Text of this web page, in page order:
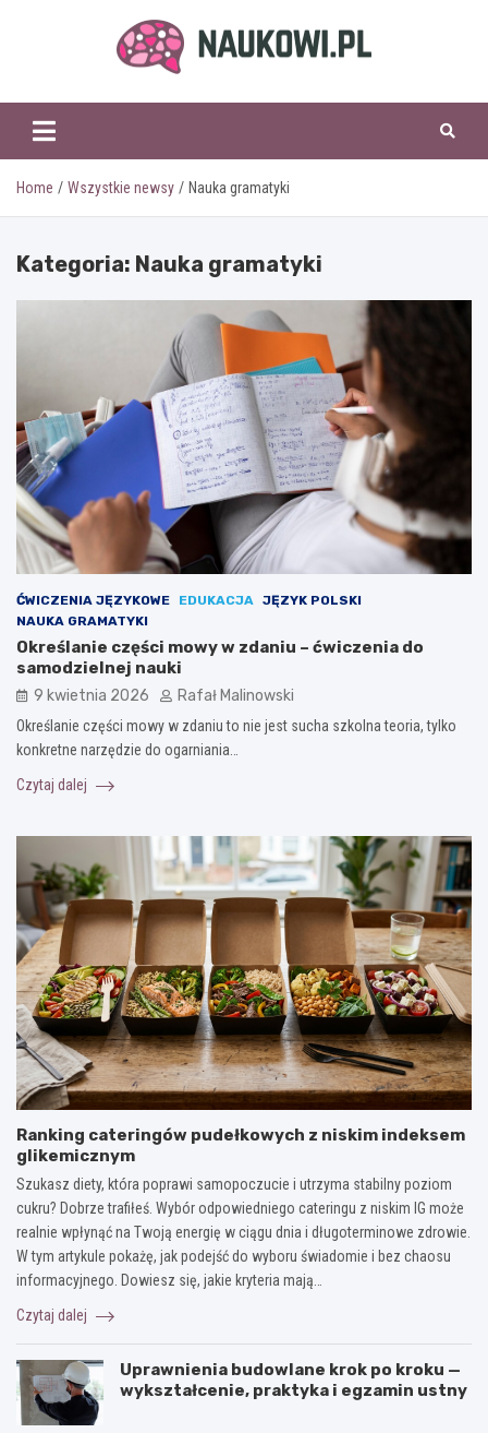
naukowi.pl
Home Wszystkie newsy Nauka gramatyki
Kategoria: Nauka gramatyki
ĆWICZENIA JĘZYKOWE EDUKACJA JĘZYK POLSKI
NAUKA GRAMATYKI
Określanie części mowy w zdaniu – ćwiczenia do
samodzielnej nauki
9 kwietnia 2026 Rafał Malinowski
Określanie części mowy w zdaniu to nie jest sucha szkolna teoria, tylko
konkretne narzędzie do ogarniania…
Czytaj dalej
Ranking cateringów pudełkowych z niskim indeksem
glikemicznym
Szukasz diety, która poprawi samopoczucie i utrzyma stabilny poziom
cukru? Dobrze trafiłeś. Wybór odpowiedniego cateringu z niskim IG może
realnie wpłynąć na Twoją energię w ciągu dnia i długoterminowe zdrowie.
W tym artykule pokażę, jak podejść do wyboru świadomie i bez chaosu
informacyjnego. Dowiesz się, jakie kryteria mają…
Czytaj dalej
Uprawnienia budowlane krok po kroku —
wykształcenie, praktyka i egzamin ustny